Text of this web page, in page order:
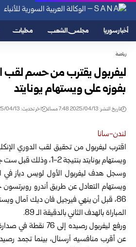
أخبار سوريا مجلس الشعب محليات
رياضة
ليفربول يقترب من حسم لقب
بفوزه على ويستهام يونايتد
تاريخ النشر: 2025/04/13 7:48 مساءً اخر تحديث: 2025/04/13 7:48 مساءً
لندن-سانا
اقترب ليفربول من تحقيق لقب الدوري
ويستهاميونايتد بنتيجة 2-1، وذلك قبل ست جولات من نهاية البريمرليغ.
ويستهام التعادل عن طريق أندرو روبرتسون
86، قبل أن ينهي فيرجيل فان ديك آمال
المباراة بالهدف الثاني بالدقيقة الـ 89.